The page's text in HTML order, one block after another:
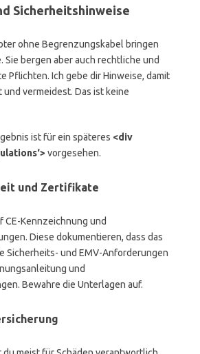
Sicherheitshinweise
ohne Begrenzungskabel bringen
Sie bergen aber auch rechtliche und
Pflichten. Ich gebe dir Hinweise, damit
und vermeidest. Das ist keine
ist für ein späteres <div
vorgesehen.
und Zertifikate
CE-Kennzeichnung und
Diese dokumentieren, dass das
Sicherheits- und EMV-Anforderungen
und
Bewahre die Unterlagen auf.